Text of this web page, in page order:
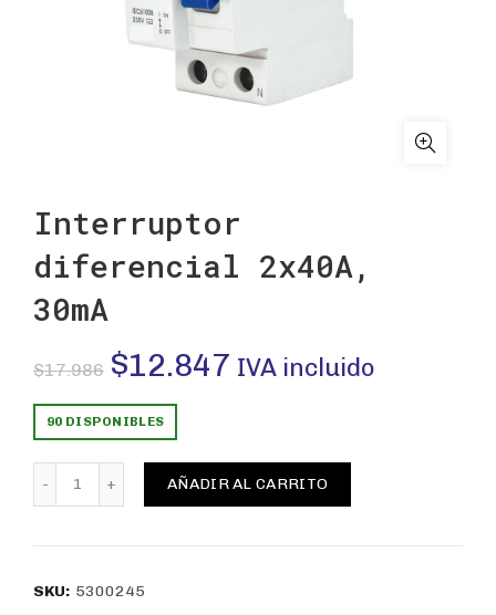
Interruptor
diferencial 2x40A,
30mA
$17.986 El
precio
original
era:
$12.847 El
actual
es:
IVA incluido
90 DISPONIBLES
Interruptor diferencial 2x40A, 30mA cantidad
AÑADIR AL CARRITO
SKU: 5300245